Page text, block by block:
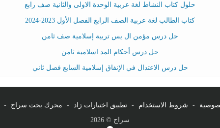
حلول كتاب النشاط لغة عربية الوحدة الاولى والثانية صف رابع
كتاب الطالب لغة عربية الصف الرابع الفصل الأول 2023-2024
حل درس مؤمن ال يس تربية إسلامية صف ثامن
حل درس أحكام المد اسلامية ثامن
حل درس الاعتدال في الإنفاق إسلامية السابع فصل ثاني
- شروط الاستخدام - تطبيق اختبارات زاد - محرك بحث سراج -
سراج © 2026